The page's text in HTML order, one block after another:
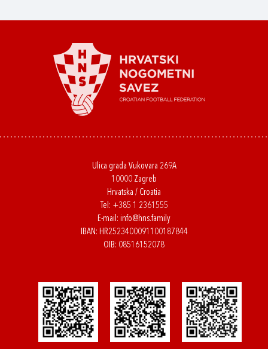
Ulica grada Vukovara 269A
10000 Zagreb
Hrvatska / Croatia
Tel: +385 1 2361555
E-mail: info@hns.family
IBAN: HR2523400091100187844
OIB: 08516152078